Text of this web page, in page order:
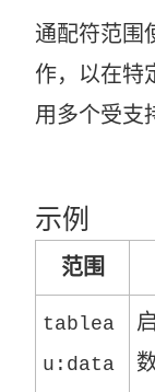
通配符范围
作，以在特
用多个受支
示例
范围
tablea
u:data